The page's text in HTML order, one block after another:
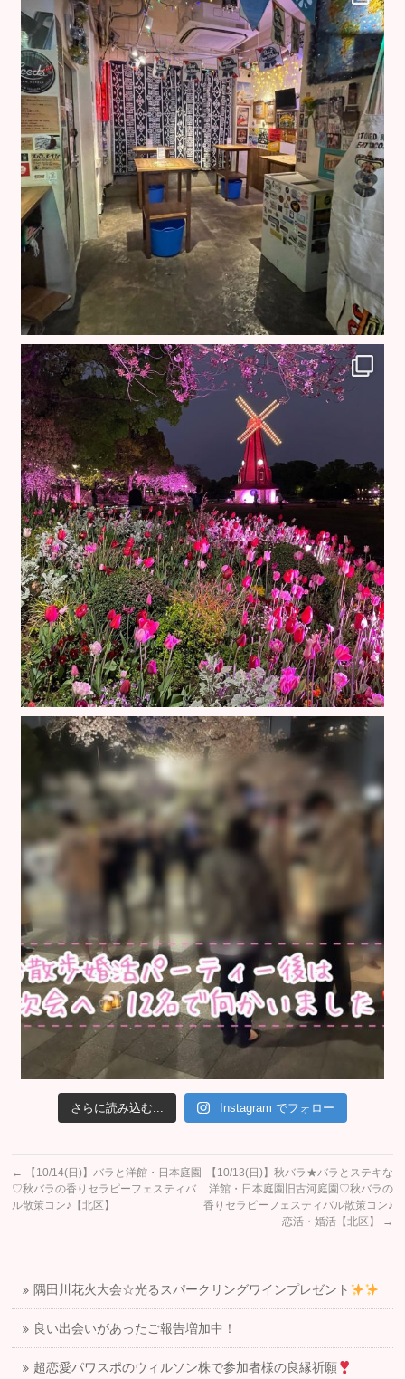
さらに読み込む... Instagram でフォロー
←
【10/14(日)】バラと洋館・日本庭園
♡秋バラの香りセラピーフェスティバ
ル散策コン♪【北区】
【10/13(日)】秋バラ★バラとステキな
洋館・日本庭園旧古河庭園♡秋バラの
香りセラピーフェスティバル散策コン♪
恋活・婚活【北区】
→
隅田川花火大会☆光るスパークリングワインプレゼント
良い出会いがあったご報告増加中！
超恋愛パワスポのウィルソン株で参加者様の良縁祈願